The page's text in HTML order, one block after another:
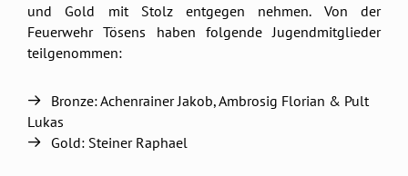
und Gold mit Stolz entgegen nehmen. Von der
Feuerwehr Tösens haben folgende Jugendmitglieder
teilgenommen:
Bronze: Achenrainer Jakob, Ambrosig Florian & Pult
Lukas
Gold: Steiner Raphael